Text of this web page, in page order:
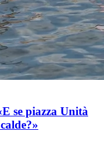
se piazza Unità